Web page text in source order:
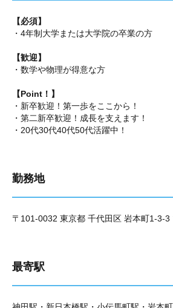
【必須】
・4年制大学または大学院の卒業の方
【歓迎】
・数学や物理が得意な方
【Point！】
・新卒歓迎！第一歩をここから！
・第二新卒歓迎！成長を支えます！
・20代30代40代50代活躍中！
勤務地
〒101-0032 東京都 千代田区 岩本町1-3-3
最寄駅